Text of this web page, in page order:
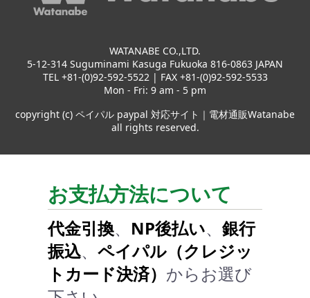
WATANABE CO.,LTD.
5-12-314 Suguminami Kasuga Fukuoka 816-0863 JAPAN
TEL +81-(0)92-592-5522 | FAX +81-(0)92-592-5533
Mon - Fri: 9 am - 5 pm
copyright (c) ペイパル paypal 対応サイト｜電材通販Watanabe
all rights reserved.
お支払方法について
代金引換、 NP後払い、 銀行
振込、 ペイパル（クレジッ
トカード決済） からお選び